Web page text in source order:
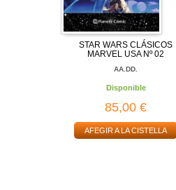
STAR WARS CLÁSICOS
MARVEL USA Nº 02
AA.DD.
Disponible
85,00 €
AFEGIR A LA CISTELLA